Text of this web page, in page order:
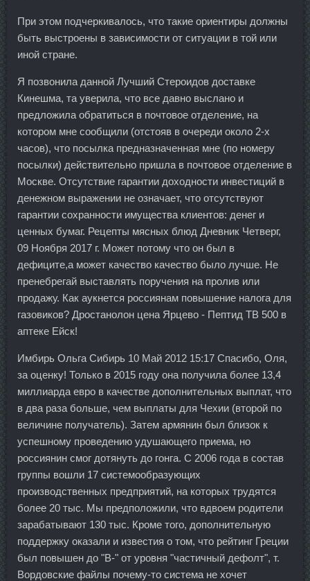
При этом подчеркивалось, что такие ориентиры должны
быть выстроены в зависимости от ситуации в той или
иной стране.
Я позвонила данной Лучший Стероидов доставке
Кинешма, та уверила, что все давно выслано и
предложила обратиться в почтовое отделение, на
котором мне сообщили (отстояв в очереди около 2-х
часов), что посылка предназначенная мне (по номеру
посылки) действительно пришла в почтовое отделение в
Москве. Отсутствие гарантии доходности инвестиций в
денежном выражении не означает, что отсутствуют
гарантии сохранности имущества клиентов: денег и
ценных бумаг. Рецепты мясных блюд Дневник Четверг,
09 Ноября 2017 г. Может потому что он был в
дефиците,а может качество качество было лучше. Не
пренебрегай выставлять поручения на пролив или
продажу. Как аукнется россиянам повышение налога для
газовиков? Дростанолон цена Ярцево - Пептид TB 500 в
аптеке Ейск!
Имбирь Ольга Сибирь 10 Май 2012 15:17 Спасибо, Оля,
за оценку! Только в 2015 году она получила более 13,4
миллиарда евро в качестве дополнительных выплат, что
в два раза больше, чем выплаты для Чехии (второй по
величине получатель). Затем армянин был близок к
успешному проведению удушающего приема, но
россиянин смог дотянуть до гонга. С 2006 года в состав
группы вошли 17 системообразующих
производственных предприятий, на которых трудятся
более 20 тыс. Мы предположили, что вдвоем родители
зарабатывают 130 тыс. Кроме того, дополнительную
поддержку оказали и известия о том, что рейтинг Греции
был повышен до "В-" от уровня "частичный дефолт", т.
Вордовские файлы почему-то система не хочет